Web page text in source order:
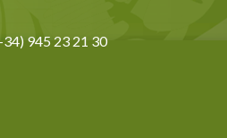
945 23 21 30